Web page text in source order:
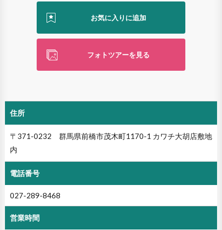
フォトツアーを見る
住所
〒371-0232 群馬県前橋市茂木町1170-1 カワチ大胡店敷地
内
電話番号
027-289-8468
営業時間